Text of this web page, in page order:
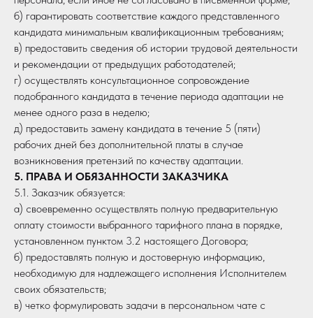
б) гарантировать соответствие каждого представленного
кандидата минимальным квалификационным требованиям;
в) предоставить сведения об истории трудовой деятельности
и рекомендации от предыдущих работодателей;
г) осуществлять консультационное сопровождение
подобранного кандидата в течение периода адаптации не
менее одного раза в неделю;
д) предоставить замену кандидата в течение 5 (пяти)
рабочих дней без дополнительной платы в случае
возникновения претензий по качеству адаптации.
5. ПРАВА И ОБЯЗАННОСТИ ЗАКАЗЧИКА
5.1. Заказчик обязуется:
а) своевременно осуществлять полную предварительную
оплату стоимости выбранного тарифного плана в порядке,
установленном пунктом 3.2 настоящего Договора;
б) предоставлять полную и достоверную информацию,
необходимую для надлежащего исполнения Исполнителем
своих обязательств;
в) четко формулировать задачи в персональном чате с